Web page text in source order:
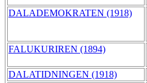
DALADEMOKRATEN (1918)
FALUKURIREN (1894)
DALATIDNINGEN (1918)